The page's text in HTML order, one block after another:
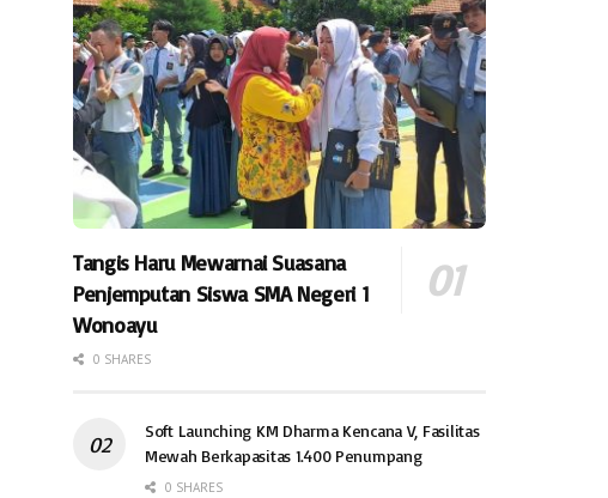
Tangis Haru Mewarnai Suasana
Penjemputan Siswa SMA Negeri 1
Wonoayu
0 SHARES
Soft Launching KM Dharma Kencana V, Fasilitas
Mewah Berkapasitas 1.400 Penumpang
0 SHARES